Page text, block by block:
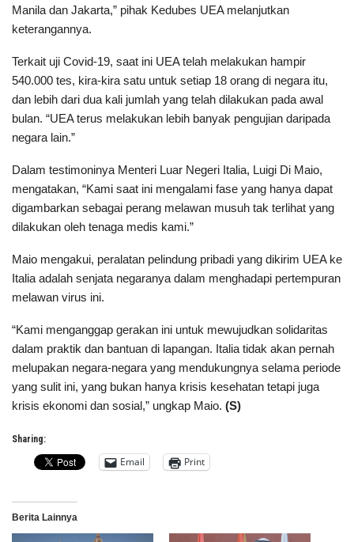
Manila dan Jakarta,” pihak Kedubes UEA melanjutkan
keterangannya.
Terkait uji Covid-19, saat ini UEA telah melakukan hampir
540.000 tes, kira-kira satu untuk setiap 18 orang di negara itu,
dan lebih dari dua kali jumlah yang telah dilakukan pada awal
bulan. “UEA terus melakukan lebih banyak pengujian daripada
negara lain.”
Dalam testimoninya Menteri Luar Negeri Italia, Luigi Di Maio,
mengatakan, “Kami saat ini mengalami fase yang hanya dapat
digambarkan sebagai perang melawan musuh tak terlihat yang
dilakukan oleh tenaga medis kami.”
Maio mengakui, peralatan pelindung pribadi yang dikirim UEA ke
Italia adalah senjata negaranya dalam menghadapi pertempuran
melawan virus ini.
“Kami menganggap gerakan ini untuk mewujudkan solidaritas
dalam praktik dan bantuan di lapangan. Italia tidak akan pernah
melupakan negara-negara yang mendukungnya selama periode
yang sulit ini, yang bukan hanya krisis kesehatan tetapi juga
krisis ekonomi dan sosial,” ungkap Maio. (S)
Sharing:
Email Print
Berita Lainnya